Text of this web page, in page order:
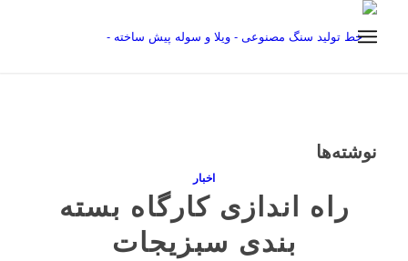
نوشته‌ها
اخبار
راه اندازی کارگاه بسته
بندی سبزیجات